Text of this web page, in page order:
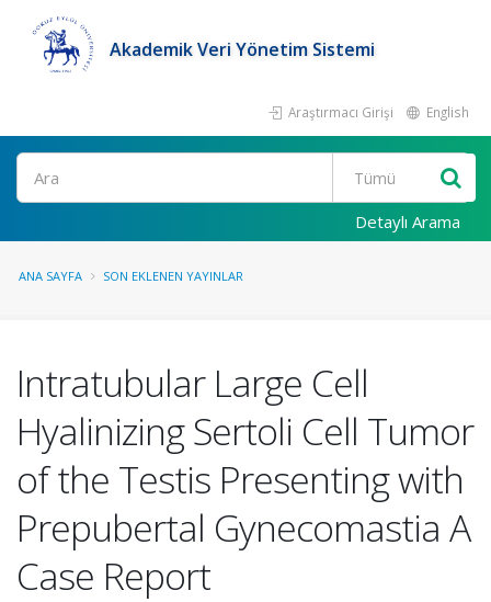
Akademik Veri Yönetim Sistemi
Araştırmacı Girişi English
Ara
Detaylı Arama
ANA SAYFA SON EKLENEN YAYINLAR
Intratubular Large Cell
Hyalinizing Sertoli Cell Tumor
of the Testis Presenting with
Prepubertal Gynecomastia A
Case Report